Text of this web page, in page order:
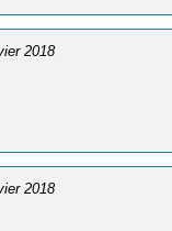
2018
2018